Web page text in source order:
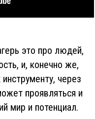
это про людей,
и, конечно же,
через
проявляться и
мир и потенциал.